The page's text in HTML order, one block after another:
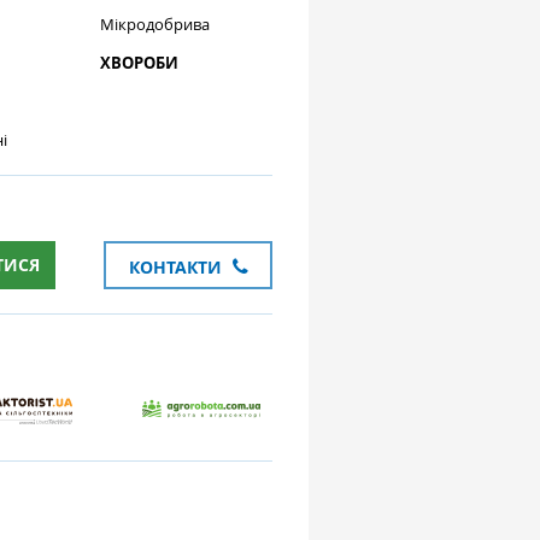
Мікродобрива
ХВОРОБИ
КОНТАКТИ